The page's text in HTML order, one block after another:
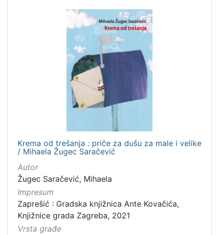
Krema od trešanja : priče za dušu za male i velike
/ Mihaela Žugec Saračević
Autor
Žugec Saračević, Mihaela
Impresum
Zaprešić : Gradska knjižnica Ante Kovačića,
Knjižnice grada Zagreba, 2021
Vrsta građe